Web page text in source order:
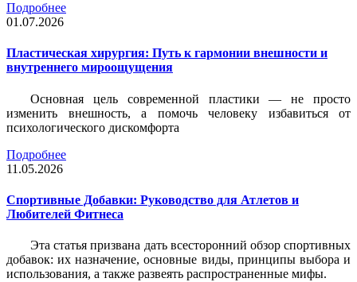
Подробнее
01.07.2026
Пластическая хирургия: Путь к гармонии внешности и
внутреннего мироощущения
Основная цель современной пластики — не просто
изменить внешность, а помочь человеку избавиться от
психологического дискомфорта
Подробнее
11.05.2026
Спортивные Добавки: Руководство для Атлетов и
Любителей Фитнеса
Эта статья призвана дать всесторонний обзор спортивных
добавок: их назначение, основные виды, принципы выбора и
использования, а также развеять распространенные мифы.